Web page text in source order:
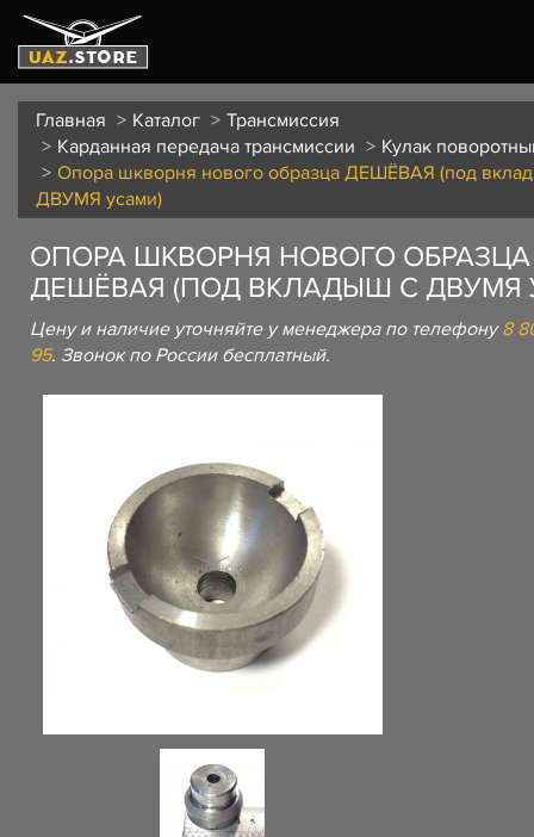
Главная Каталог
Трансмиссия
Карданная передача трансмиссии
Кулак
Опора шкворня нового образца ДЕШЁВАЯ (под
ДВУМЯ усами)
ОПОРА ШКВОРНЯ НОВОГО ОБРАЗЦА
ДЕШЁВАЯ (ПОД ВКЛАДЫШ С ДВУМЯ
Цену и наличие уточняйте у менеджера по телефону8
95. Звонок по России бесплатный.